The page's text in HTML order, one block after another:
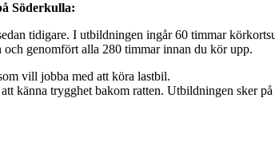
Söderkulla:
tidigare. I utbildningen ingår 60 timmar
genomfört alla 280 timmar innan du kör upp.
vill jobba med att köra lastbil.
känna trygghet bakom ratten. Utbildningen sker